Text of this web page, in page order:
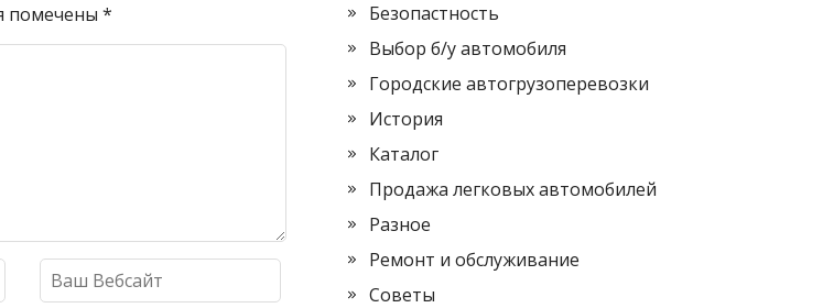
помечены *
Безопастность
Выбор б/у автомобиля
Городские автогрузоперевозки
История
Каталог
Продажа легковых автомобилей
Разное
Ремонт и обслуживание
Советы